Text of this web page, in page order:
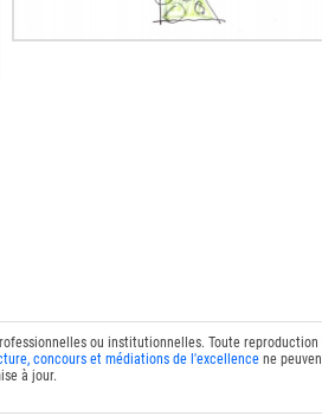
ou institutionnelles. Toute
concours et médiations de l'excellencene
à jour.